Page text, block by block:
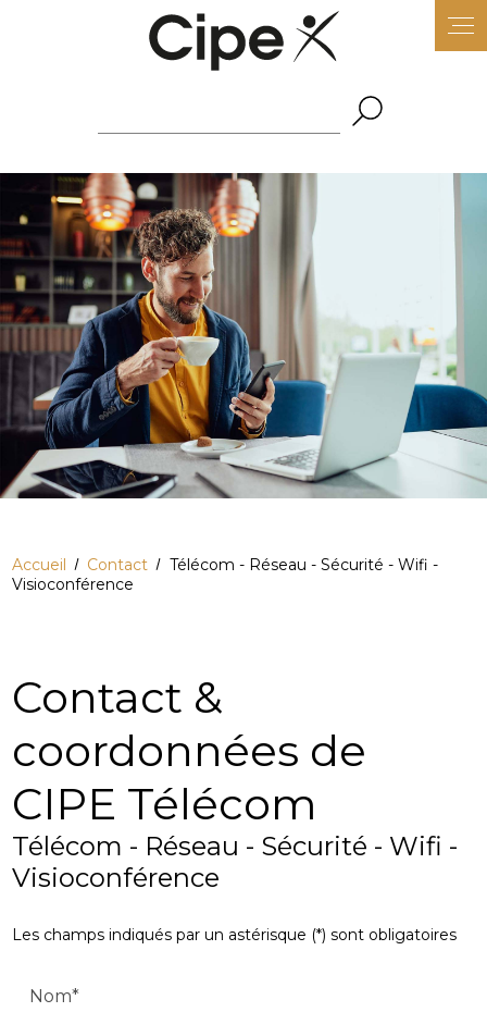
Accueil Contact
Télécom - Réseau - Sécurité - Wifi -
Visioconférence
Contact &
coordonnées de
CIPE Télécom
Télécom - Réseau - Sécurité - Wifi -
Visioconférence
Les champs indiqués par un astérisque (*) sont obligatoires
Nom*
Panneau de gestion des cookies